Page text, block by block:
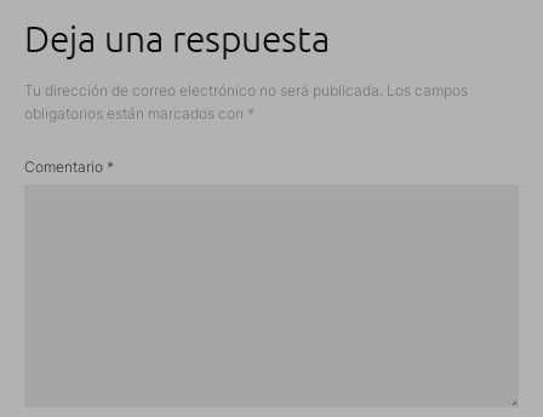
Deja una respuesta
Tu dirección de correo electrónico no será publicada. Los campos
obligatorios están marcados con *
Comentario *